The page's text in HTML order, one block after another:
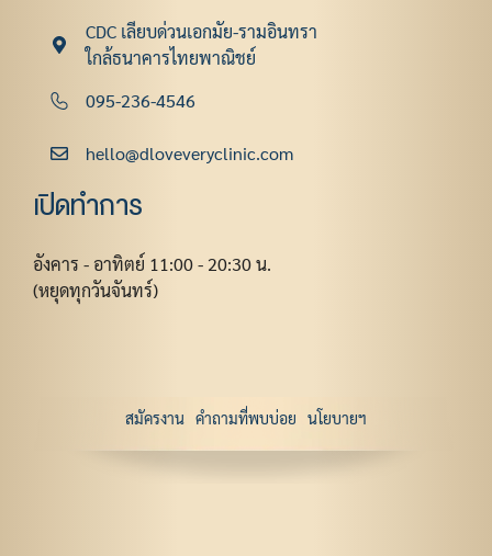
CDC เลียบด่วนเอกมัย-รามอินทรา
ใกล้ธนาคารไทยพาณิชย์
095-236-4546
hello@dloveveryclinic.com
เปิดทำการ
อังคาร - อาทิตย์ 11:00 - 20:30 น.
(หยุดทุกวันจันทร์)
สมัครงาน คำถามที่พบบ่อย นโยบายฯ